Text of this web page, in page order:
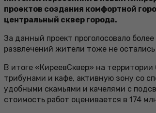
проектов создания комфортной
центральный сквер города.
За данный проект проголосовало
развлечений жители тоже не
В итоге «КиреевСквер» на
трибунами и кафе, активную зону со
удобными скамьями и качелями с
стоимость работ оценивается в 174